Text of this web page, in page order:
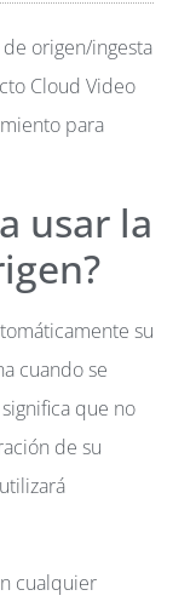
origen/ingesta
Cloud Video
para
usar la
su
cuando se
que no
de su
cualquier